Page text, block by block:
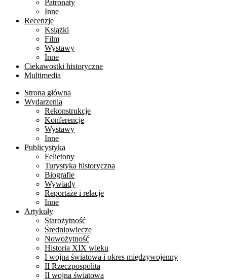
Patronaty
Inne
Recenzje
Książki
Film
Wystawy
Inne
Ciekawostki historyczne
Multimedia
Strona główna
Wydarzenia
Rekonstrukcje
Konferencje
Wystawy
Inne
Publicystyka
Felietony
Turystyka historyczna
Biografie
Wywiady
Reportaże i relacje
Inne
Artykuły
Starożytność
Średniowiecze
Nowożytność
Historia XIX wieku
I wojna światowa i okres międzywojenny
II Rzeczpospolita
II wojna światowa